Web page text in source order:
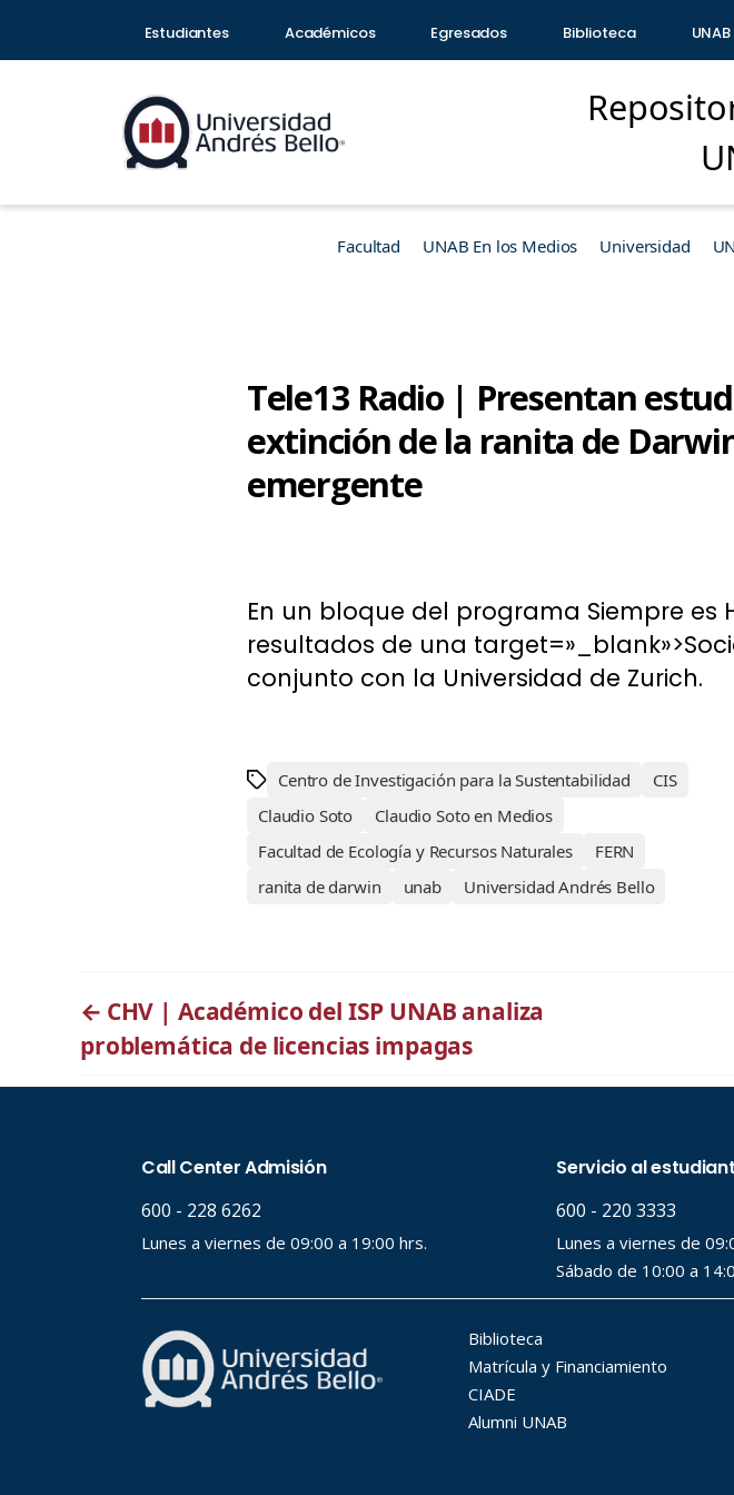
Estudiantes Académicos Egresados Biblioteca
Facultad UNAB En los Medios Universidad
Tele13 Radio | Presentan
extinción de la ranita de
emergente
En un bloque del programa Siempre es
resultados de una
conjunto con la Universidad de Zurich.
Centro de Investigación para la Sustentabilidad
CIS
Claudio Soto
Claudio Soto en Medios
Facultad de Ecología y Recursos Naturales
FERN
ranita de darwin
unab Universidad Andrés Bello
← CHV | Académico del ISP UNAB analiza
problemática de licencias impagas